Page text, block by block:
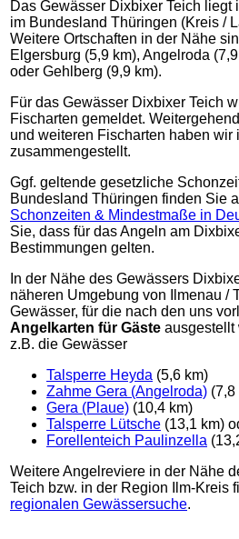
Das Gewässer Dixbixer Teich liegt
im Bundesland Thüringen (Kreis /
Weitere Ortschaften in der Nähe
Elgersburg (5,9 km), Angelroda
oder Gehlberg (9,9 km).
Für das Gewässer Dixbixer Teich
Fischarten gemeldet.
und weiteren Fischarten haben wir
zusammengestellt.
Ggf. geltende gesetzliche
Bundesland Thüringen finden Sie
Schonzeiten & Mindestmaße in
Sie, dass für das Angeln am
Bestimmungen gelten.
In der Nähe des Gewässers
näheren Umgebung von Ilmenau /
Gewässer, für die nach den uns
Angelkarten für Gäste ausgestellt
z.B. die Gewässer
Talsperre Heyda (5,6 km)
Zahme Gera (Angelroda) (7,8
Gera (Plaue) (10,4 km)
Talsperre Lütsche (13,1 km)
Forellenteich Paulinzella
Weitere Angelreviere in der Nähe
Teich bzw. in der Region Ilm-Kreis
regionalen Gewässersuche.